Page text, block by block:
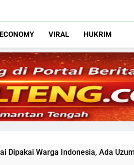
ECONOMY VIRAL HUKRIM
Indonesia, Ada Uzumaki, D. Luffy,